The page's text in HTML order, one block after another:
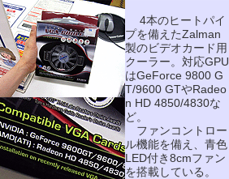
4本のヒートパイ
プを備えたZalman
製のビデオカード用
クーラー。対応GPU
はGeForce 9800 G
T/9600 GTやRadeo
n HD 4850/4830な
ど。
ファンコントロー
ル機能を備え、青色
LED付き8cmファン
を搭載している。